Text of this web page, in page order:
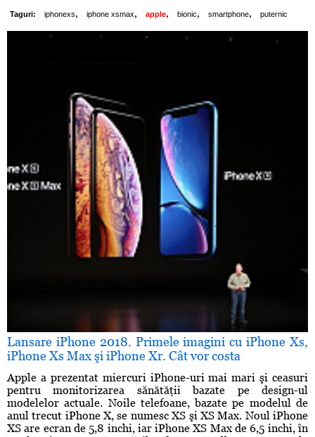
Taguri: iphonexs, iphone xsmax, apple, bionic, smartphone, puternic
Lansare iPhone 2018. Primele imagini cu iPhone Xs,
iPhone Xs Max şi iPhone Xr. Cât vor costa
Apple a prezentat miercuri iPhone-uri mai mari şi ceasuri
pentru monitorizarea sănătăţii bazate pe design-ul
modelelor actuale. Noile telefoane, bazate pe modelul de
anul trecut iPhone X, se numesc XS şi XS Max. Noul iPhone
XS are ecran de 5,8 inchi, iar iPhone XS Max de 6,5 inchi, în